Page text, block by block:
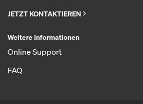
JETZT KONTAKTIEREN
Weitere Informationen
Online Support
FAQ